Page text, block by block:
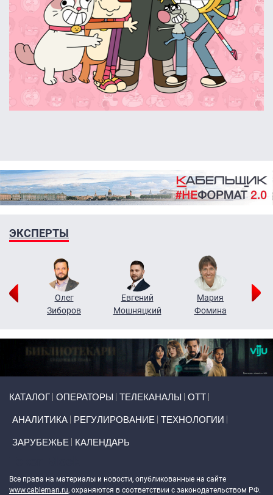
ЭКСПЕРТЫ
Олег
Зиборов
Евгений
Мошняцкий
Мария
Фомина
КАТАЛОГ ОПЕРАТОРЫ ТЕЛЕКАНАЛЫ ОТТ
АНАЛИТИКА РЕГУЛИРОВАНИЕ ТЕХНОЛОГИИ
ЗАРУБЕЖЬЕ КАЛЕНДАРЬ
Все права на материалы и новости, опубликованные на сайте
www.cableman.ru, охраняются в соответствии с законодательством РФ.